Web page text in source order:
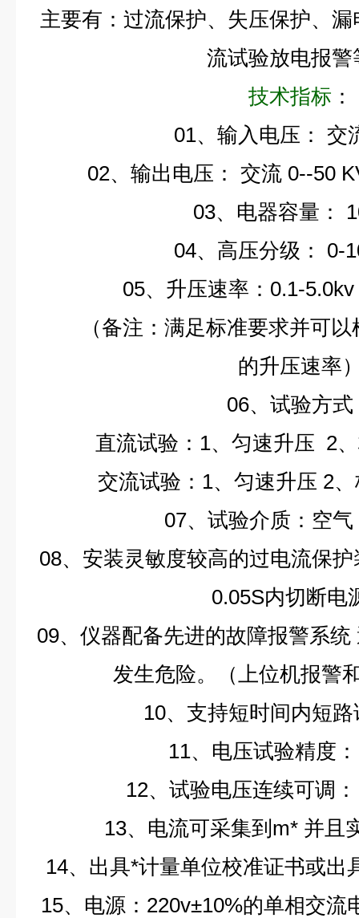
主要有：过流保护、失压保护、
流试验放电报警
技术指标 ：
01、输入电压： 交
02、输出电压： 交流 0--50
03、电器容量：
04、高压分级：
0-
05、升压速率：0.1-
（备注：满足标准要求并可
的升压速率
06、试验方式
直流试验：1、匀速升压 2
交流试验：1、匀速升压 2
07、试验介质：空
08、安装灵敏度较高的过电流保
0.05S内切断电
09、仪器配备先进的故障报警系统
发生危险。（上位机报警
10、支持短时间内短
11、电压试验精度：
12、试验电压连续可调：
13、电流可采集到m* 并且
14、出具*计量单位校准证书或出
15、电源：220v±10%的单相交流